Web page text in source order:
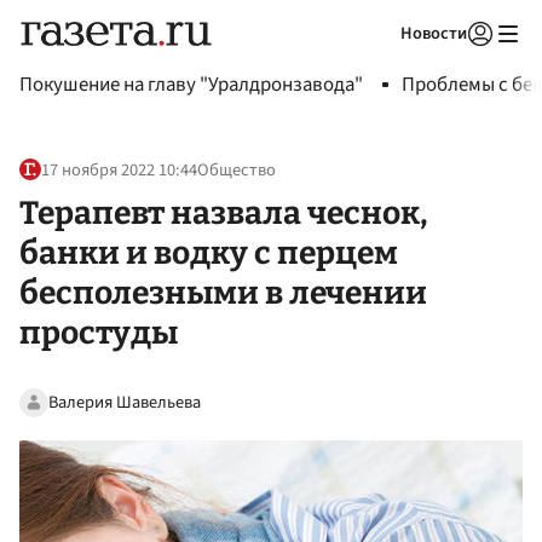
Новости
Покушение на главу "Уралдронзавода" Проблемы с
17 ноября 2022 10:44Общество
Терапевт назвала чеснок,
банки и водку с перцем
бесполезными в лечении
простуды
Валерия Шавельева